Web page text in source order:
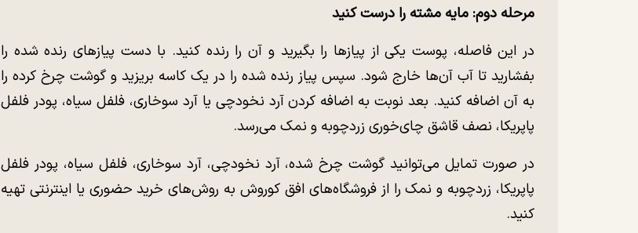
مرحله دوم: مایه مشته را درست کنید
در این فاصله، پوست یکی از پیازها را بگیرید و آن را رنده کنید. با دست پیازهای رنده شده را
بفشارید تا آب آن‌ها خارج شود. سپس پیاز رنده شده را در یک کاسه بریزید و گوشت چرخ کرده را
به آن اضافه کنید. بعد نوبت به اضافه کردن آرد نخودچی یا آرد سوخاری، فلفل سیاه، پودر فلفل
پاپریکا، نصف قاشق چای‌خوری زردچوبه و نمک می‌رسد.
در صورت تمایل می‌توانید گوشت چرخ شده، آرد نخودچی، آرد سوخاری، فلفل سیاه، پودر فلفل
پاپریکا، زردچوبه و نمک را از فروشگاه‌های افق کوروش به روش‌های خرید حضوری یا اینترنتی تهیه
کنید.